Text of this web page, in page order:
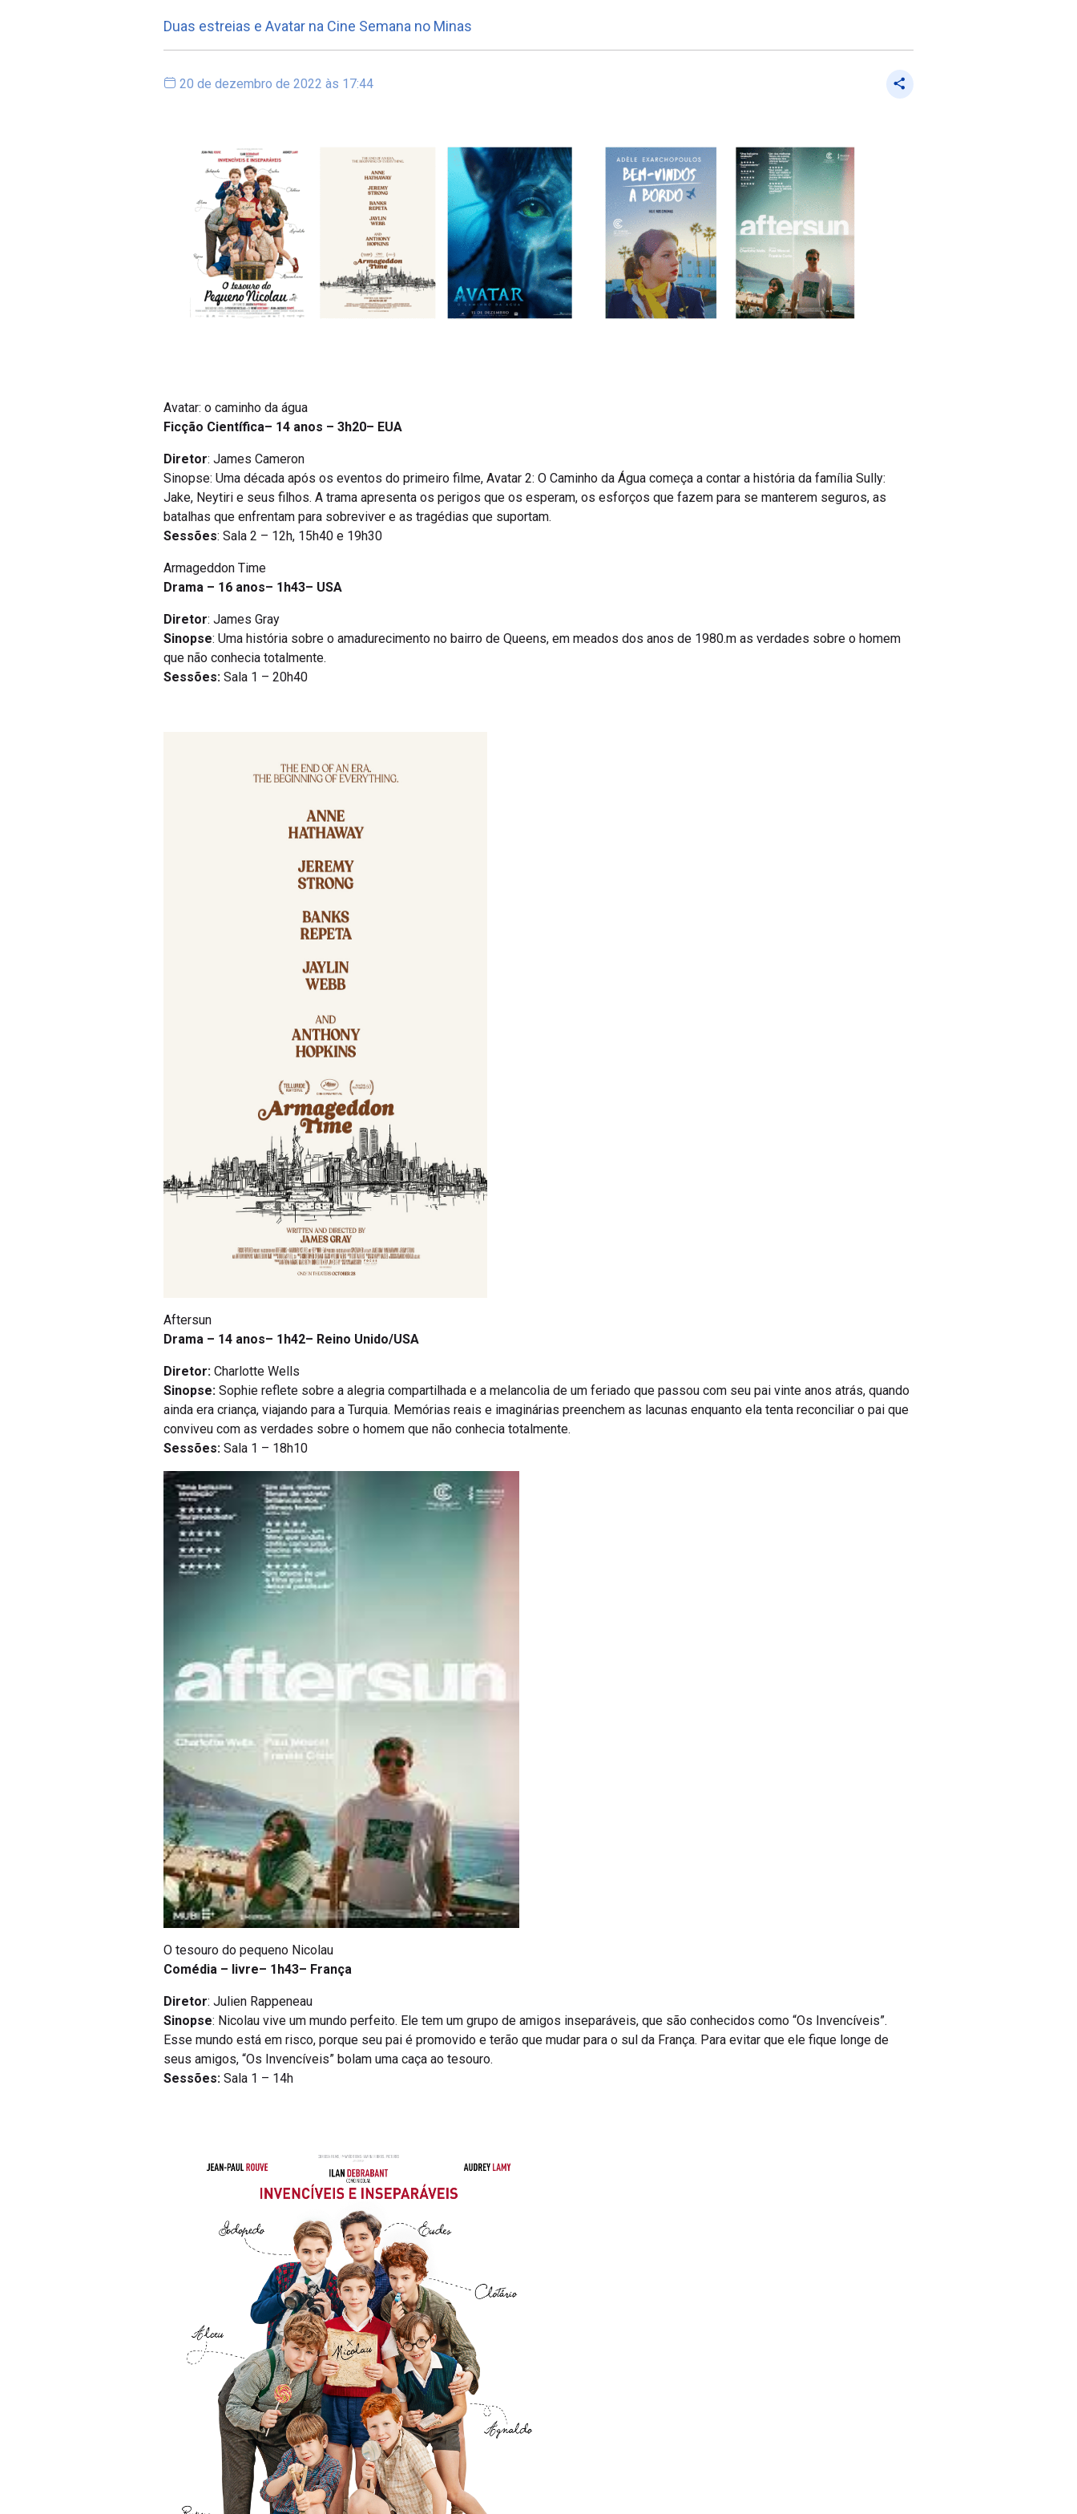
Duas estreias e Avatar na Cine Semana no Minas
20 de dezembro de 2022 às 17:44
Avatar: o caminho da água
Ficção Científica– 14 anos – 3h20– EUA
Diretor: James Cameron
Sinopse: Uma década após os eventos do primeiro filme, Avatar 2: O Caminho da Água começa a contar a história da família Sully:
Jake, Neytiri e seus filhos. A trama apresenta os perigos que os esperam, os esforços que fazem para se manterem seguros, as
batalhas que enfrentam para sobreviver e as tragédias que suportam.
Sessões: Sala 2 – 12h, 15h40 e 19h30
Armageddon Time
Drama – 16 anos– 1h43– USA
Diretor: James Gray
Sinopse: Uma história sobre o amadurecimento no bairro de Queens, em meados dos anos de 1980.m as verdades sobre o homem
que não conhecia totalmente.
Sessões: Sala 1 – 20h40
Aftersun
Drama – 14 anos– 1h42– Reino Unido/USA
Diretor: Charlotte Wells
Sinopse: Sophie reflete sobre a alegria compartilhada e a melancolia de um feriado que passou com seu pai vinte anos atrás, quando
ainda era criança, viajando para a Turquia. Memórias reais e imaginárias preenchem as lacunas enquanto ela tenta reconciliar o pai que
conviveu com as verdades sobre o homem que não conhecia totalmente.
Sessões: Sala 1 – 18h10
O tesouro do pequeno Nicolau
Comédia – livre– 1h43– França
Diretor: Julien Rappeneau
Sinopse: Nicolau vive um mundo perfeito. Ele tem um grupo de amigos inseparáveis, que são conhecidos como “Os Invencíveis”.
Esse mundo está em risco, porque seu pai é promovido e terão que mudar para o sul da França. Para evitar que ele fique longe de
seus amigos, “Os Invencíveis” bolam uma caça ao tesouro.
Sessões: Sala 1 – 14h